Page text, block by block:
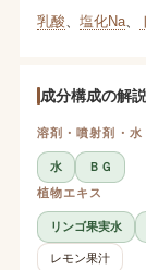
乳酸
塩化Na、
成分構成の解説
溶剤・噴射剤・水
水
ＢＧ
植物エキス
リンゴ果実水
レモン果汁